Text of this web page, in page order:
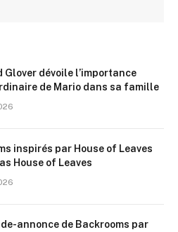
Glover dévoile l’importance
de Mario dans sa famille
inspirés par House of Leaves
House of Leaves
annonce de Backrooms par